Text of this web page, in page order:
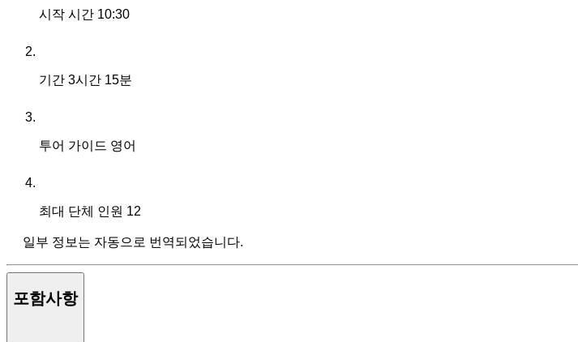
시작 시간 10:30
기간 3시간 15분
투어 가이드 영어
최대 단체 인원 12
일부 정보는 자동으로 번역되었습니다.
포함사항